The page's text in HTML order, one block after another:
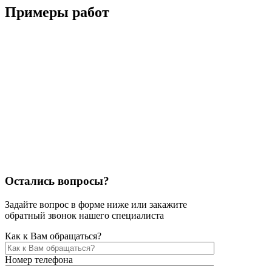
Примеры работ
Остались вопросы?
Задайте вопрос в форме ниже или закажите
обратный звонок нашего специалиста
Как к Вам обращаться?
Номер телефона